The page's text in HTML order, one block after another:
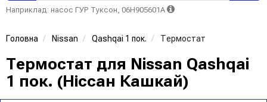
Наприклад: насос ГУР Туксон, 06H905601A
Головна Nissan Qashqai 1 пок. Термостат
Термостат для Nissan Qashqai
1 пок. (Ніссан Кашкай)